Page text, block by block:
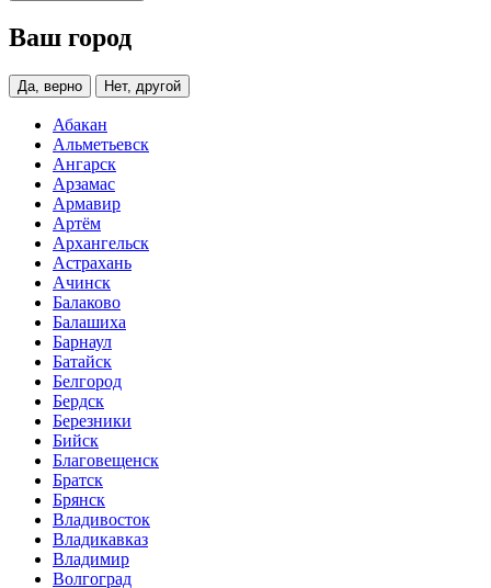
Ваш город
Да, верно Нет, другой
Абакан
Альметьевск
Ангарск
Арзамас
Армавир
Артём
Архангельск
Астрахань
Ачинск
Балаково
Балашиха
Барнаул
Батайск
Белгород
Бердск
Березники
Бийск
Благовещенск
Братск
Брянск
Владивосток
Владикавказ
Владимир
Волгоград